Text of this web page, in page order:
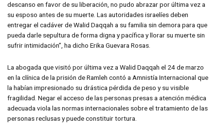
descanso en favor de su liberación, no pudo abrazar por última vez a
su esposo antes de su muerte. Las autoridades israelíes deben
entregar el cadáver de Walid Daqqah a su familia sin demora para que
pueda darle sepultura de forma digna y pacífica y llorar su muerte sin
sufrir intimidación”, ha dicho Erika Guevara Rosas.
La abogada que visitó por última vez a Walid Daqqah el 24 de marzo
en la clínica de la prisión de Ramleh contó a Amnistía Internacional que
la habían impresionado su drástica pérdida de peso y su visible
fragilidad. Negar el acceso de las personas presas a atención médica
adecuada viola las normas internacionales sobre el tratamiento de las
personas reclusas y puede constituir tortura.